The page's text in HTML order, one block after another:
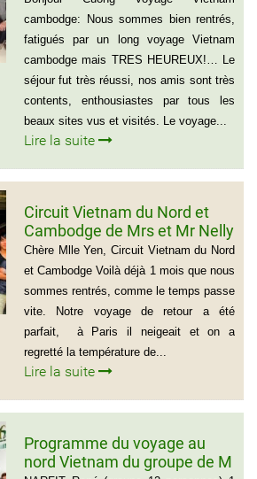
BOVO
cambodge: Nous sommes bien rentrés,
fatigués par un long voyage Vietnam
cambodge mais TRES HEUREUX!… Le
séjour fut très réussi, nos amis sont très
contents, enthousiastes par tous les
beaux sites vus et visités. Le voyage...
Lire la suite
Circuit Vietnam du Nord et
Cambodge de Mrs et Mr Nelly
et Christian BROSSARD
Chère Mlle Yen, Circuit Vietnam du Nord
et Cambodge Voilà déjà 1 mois que nous
sommes rentrés, comme le temps passe
vite. Notre voyage de retour a été
parfait, à Paris il neigeait et on a
regretté la température de...
Lire la suite
Programme du voyage au
nord Vietnam du groupe de M